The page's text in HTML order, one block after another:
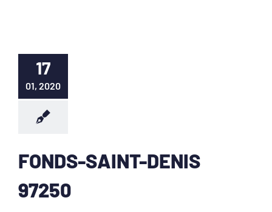
17
01, 2020
FONDS-SAINT-DENIS
97250